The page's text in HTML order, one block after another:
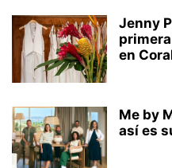
Jenny
en
Me by
así es